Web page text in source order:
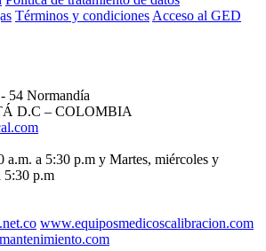
Términos y condiciones Acceso al GED
54 Normandía
D.C – COLOMBIA
a.m. a 5:30 p.m y Martes, miércoles y
5:30 p.m
www.equiposmedicoscalibracion.com